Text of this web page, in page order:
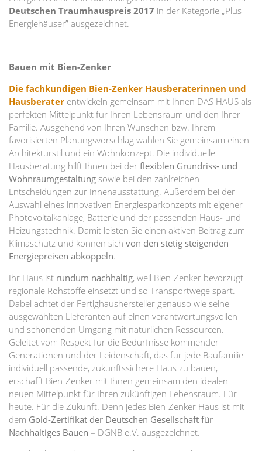
Deutschen Traumhauspreis 2017 in der Kategorie „Plus-
Energiehäuser” ausgezeichnet.
Bauen mit Bien-Zenker
Die fachkundigen Bien-Zenker Hausberaterinnen und
Hausberater entwickeln gemeinsam mit Ihnen DAS HAUS als
perfekten Mittelpunkt für Ihren Lebensraum und den Ihrer
Familie. Ausgehend von Ihren Wünschen bzw. Ihrem
favorisierten Planungsvorschlag wählen Sie gemeinsam einen
Architekturstil und ein Wohnkonzept. Die individuelle
Hausberatung hilft Ihnen bei der flexiblen Grundriss- und
Wohnraumgestaltung sowie bei den zahlreichen
Entscheidungen zur Innenausstattung. Außerdem bei der
Auswahl eines innovativen Energiesparkonzepts mit eigener
Photovoltaikanlage, Batterie und der passenden Haus- und
Heizungstechnik. Damit leisten Sie einen aktiven Beitrag zum
Klimaschutz und können sich von den stetig steigenden
Energiepreisen abkoppeln.
Ihr Haus ist rundum nachhaltig, weil Bien-Zenker bevorzugt
regionale Rohstoffe einsetzt und so Transportwege spart.
Dabei achtet der Fertighaushersteller genauso wie seine
ausgewählten Lieferanten auf einen verantwortungsvollen
und schonenden Umgang mit natürlichen Ressourcen.
Geleitet vom Respekt für die Bedürfnisse kommender
Generationen und der Leidenschaft, das für jede Baufamilie
individuell passende, zukunftssichere Haus zu bauen,
erschafft Bien-Zenker mit Ihnen gemeinsam den idealen
neuen Mittelpunkt für Ihren zukünftigen Lebensraum. Für
heute. Für die Zukunft. Denn jedes Bien-Zenker Haus ist mit
dem Gold-Zertifikat der Deutschen Gesellschaft für
Nachhaltiges Bauen – DGNB e.V. ausgezeichnet.